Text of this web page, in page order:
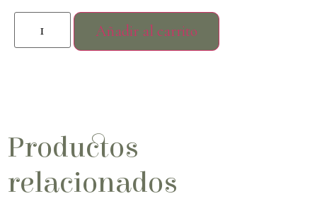
Añadir al carrito
Productos
relacionados